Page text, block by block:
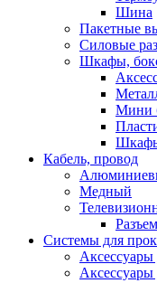
Шина
Пакетные
Силовые
Шкафы,
Мини
Кабель, провод
Медный
Системы для
Аксессуары
Аксессуары